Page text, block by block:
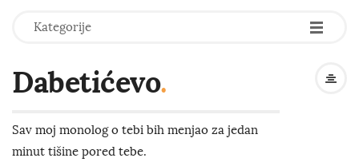
Kategorije -
-
-
Dabetićevo.
Sav moj monolog o tebi bih menjao za jedan
minut tišine pored tebe.